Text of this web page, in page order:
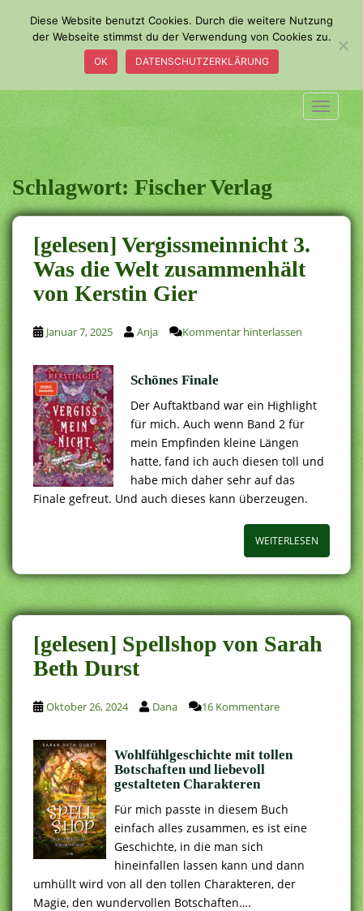
m
a
i
n
c
o
n
t
e
n
t
Schlagwort:Fischer Verlag
[gelesen] Vergissmeinnicht 3.
Was die Welt zusammenhält
von Kerstin Gier
Januar 7, 2025 Anja Kommentar hinterlassen
Schönes Finale
Der Auftaktband war ein Highlight
für mich. Auch wenn Band 2 für
mein Empfinden kleine Längen
hatte, fand ich auch diesen toll und
habe mich daher sehr auf das
Finale gefreut. Und auch dieses kann überzeugen.
WEITERLESEN
[gelesen] Spellshop von Sarah
Beth Durst
Oktober 26, 2024 Dana 16 Kommentare
Wohlfühlgeschichte mit tollen
Botschaften und liebevoll
gestalteten Charakteren
Für mich passte in diesem Buch
einfach alles zusammen, es ist eine
Geschichte, in die man sich
hineinfallen lassen kann und dann
umhüllt wird von all den tollen Charakteren, der
Magie, den wundervollen Botschaften….
Diese Website benutzt Cookies. Durch die weitere Nutzung
der Webseite stimmst du der Verwendung von Cookies zu.
OK DATENSCHUTZERKLÄRUNG